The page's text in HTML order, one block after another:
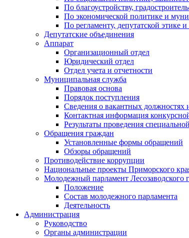
По благоустройству,
По экономической политике и
По регламенту, депутатской этике
Депутатские объединения
Аппарат
Организационный отдел
Юридический отдел
Отдел учета и отчетности
Муниципальная служба
Правовая основа
Порядок поступления
Сведения о вакантных
Контактная информация
Результаты проведения
Обращения граждан
Установленные формы обращений
Обзоры обращений
Противодействие коррупции
Национальные проекты Приморского
Молодежный парламент Лесозаводского
Положение
Состав молодежного парламента
Деятельность
Администрация
Руководство
Органы администрации